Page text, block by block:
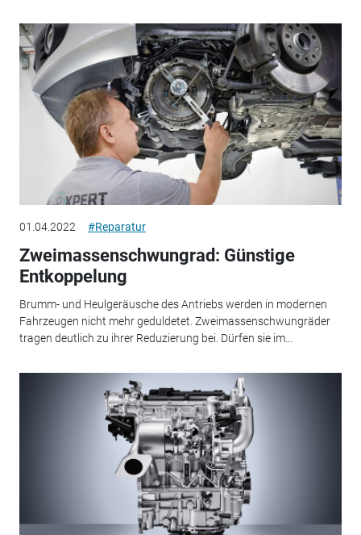
01.04.2022 #Reparatur
Zweimassenschwungrad: Günstige
Entkoppelung
Brumm- und Heulgeräusche des Antriebs werden in modernen
Fahrzeugen nicht mehr geduldetet. Zweimassenschwungräder
tragen deutlich zu ihrer Reduzierung bei. Dürfen sie im...